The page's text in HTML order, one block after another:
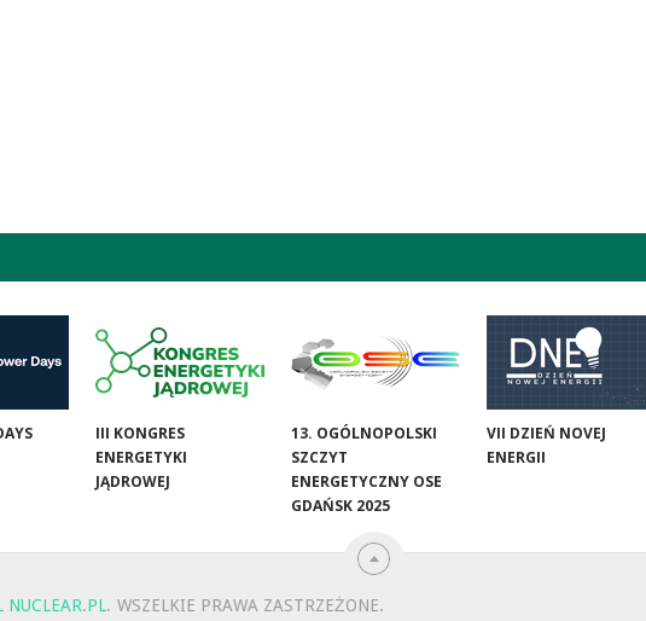
III KONGRES
ENERGETYKI
JĄDROWEJ
13. OGÓLNOPOLSKI
SZCZYT
ENERGETYCZNY OSE
GDAŃSK 2025
VII DZIEŃ NOVEJ
ENERGII
NUCLEAR.PL. WSZELKIE PRAWA ZASTRZEŻONE.